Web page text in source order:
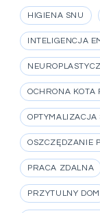
HIGIENA SNU
INTELIGENCJA
OCHRONA KOTA
OPTYMALIZACJA
OSZCZĘDZANIE
PRACA ZDALNA
PRZYTULNY DOM